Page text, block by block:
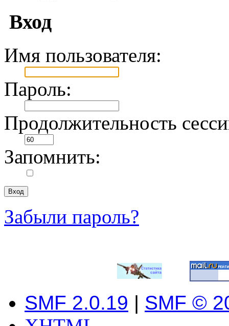
Вход
Имя пользователя:
Пароль:
Продолжительность
Запомнить:
Забыли пароль?
SMF 2.0.19 | SMF ©